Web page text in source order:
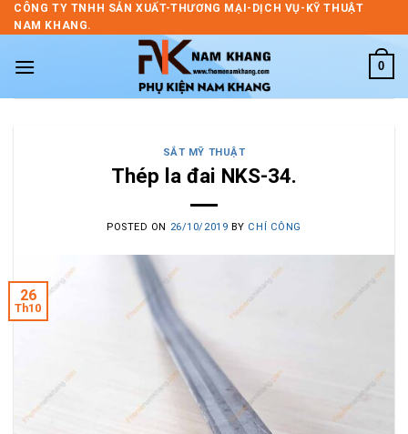
Skip
to
CÔNG TY TNHH SẢN XUẤT-THƯƠNG MẠI-DỊCH VỤ-KỸ THUẬT
NAM KHANG.
0
SẮT MỸ THUẬT
Thép la đai NKS-34.
POSTED ON 26/10/2019 BY CHÍ CÔNG
26
Th10